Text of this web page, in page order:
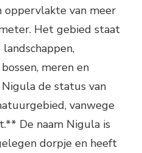
oppervlakte van meer
Het gebied staat
meren en
de status van
vanwege
De naam Nigula is
dorpje en heeft